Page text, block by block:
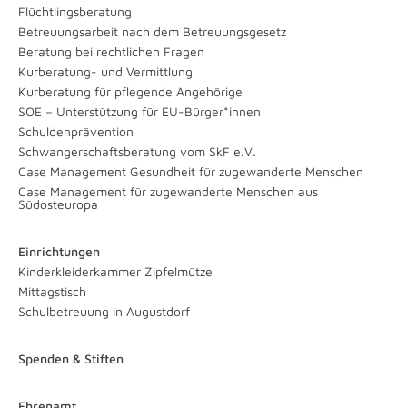
Flüchtlingsberatung
Betreuungsarbeit nach dem Betreuungsgesetz
Beratung bei rechtlichen Fragen
Kurberatung- und Vermittlung
Kurberatung für pflegende Angehörige
SOE – Unterstützung für EU-Bürger*innen
Schuldenprävention
Schwangerschaftsberatung vom SkF e.V.
Case Management Gesundheit für zugewanderte Menschen
Case Management für zugewanderte Menschen aus
Südosteuropa
Einrichtungen
Kinderkleiderkammer Zipfelmütze
Mittagstisch
Schulbetreuung in Augustdorf
Spenden & Stiften